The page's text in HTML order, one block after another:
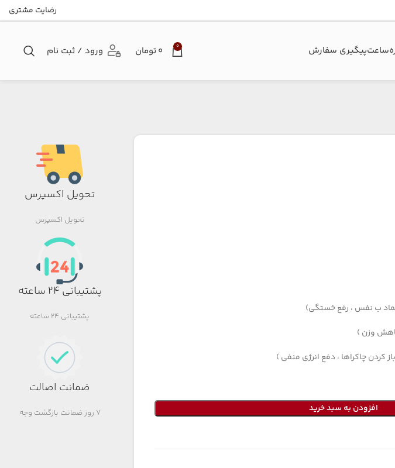
رضایت مشتری
ساعتپیگیری سفارش‌ 0 ۰تومان ورود / ثبت نام
ب نفس ، رفع خستگی)
وزن )
کردن چاکراها ، دفع انرژی منفی )
افزودن به سبد خرید
تحویل اکسپرس
تحویل اکسپرس
پشتیبانی 24 ساعته
پشتیبانی 24 ساعته
ضمانت اصالت
7 روز ضمانت بازگشت وجه